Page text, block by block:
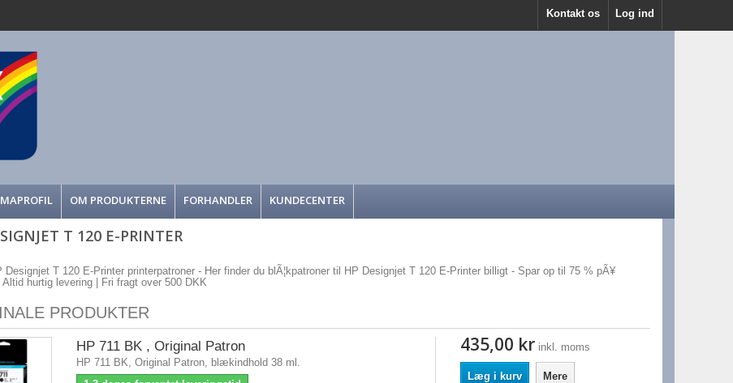
Log ind
Kontakt os
OM PRODUKTERNE FORHANDLER KUNDECENTER
T 120 E-PRINTER
Designjet T 120 E-Printer printerpatroner - Her finder du blÃ¦kpatroner til HP Designjet T 120 E-Printer billigt - Spar op til 75 % pÃ¥
Altid hurtig levering | Fri fragt over 500 DKK
PRODUKTER
HP 711 BK , Original Patron
HP 711 BK, Original Patron, blækindhold 38 ml.
435,00 kr inkl. moms
Læg i kurv Mere